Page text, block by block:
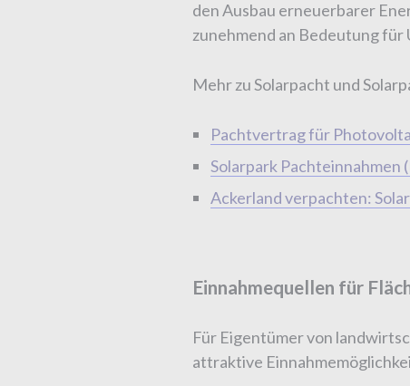
den Ausbau erneuerbarer
zunehmend an Bedeutung
Mehr zu Solarpacht und
Pachtvertrag für
Solarpark Pachteinnahmen
Ackerland verpachten:
Einnahmequellen für
Für Eigentümer von
attraktive